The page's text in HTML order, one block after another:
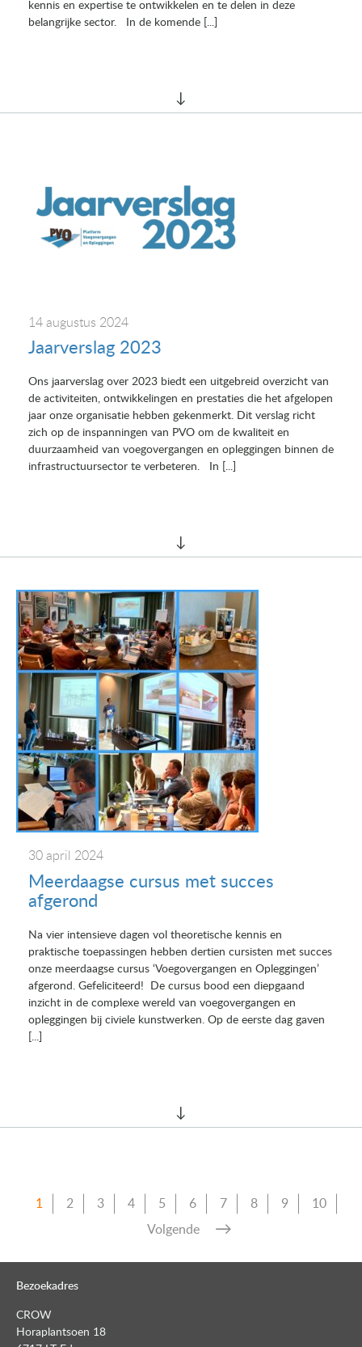
kennis en expertise te ontwikkelen en te delen in deze
belangrijke sector. In de komende [...]
14 augustus 2024
Jaarverslag 2023
Ons jaarverslag over 2023 biedt een uitgebreid overzicht van
de activiteiten, ontwikkelingen en prestaties die het afgelopen
jaar onze organisatie hebben gekenmerkt. Dit verslag richt
zich op de inspanningen van PVO om de kwaliteit en
duurzaamheid van voegovergangen en opleggingen binnen de
infrastructuursector te verbeteren. In [...]
30 april 2024
Meerdaagse cursus met succes
afgerond
Na vier intensieve dagen vol theoretische kennis en
praktische toepassingen hebben dertien cursisten met succes
onze meerdaagse cursus ‘Voegovergangen en Opleggingen’
afgerond. Gefeliciteerd! De cursus bood een diepgaand
inzicht in de complexe wereld van voegovergangen en
opleggingen bij civiele kunstwerken. Op de eerste dag gaven
1 2 3 4 5 6 7 8 9
10
Volgende
Bezoekadres
CROW
Horaplantsoen 18